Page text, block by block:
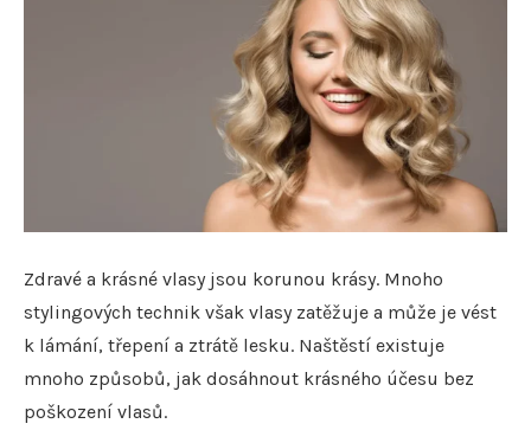
Zdravé a krásné vlasy jsou korunou krásy. Mnoho
stylingových technik však vlasy zatěžuje a může je vést
k lámání, třepení a ztrátě lesku. Naštěstí existuje
mnoho způsobů, jak dosáhnout krásného účesu bez
poškození vlasů.